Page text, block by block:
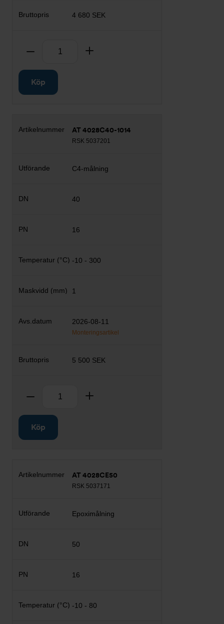
4 680 SEK
Ta bort
Köp
AT 4028C40-1014
RSK 5037201
C4-målning
40
16
-10 - 300
1
2026-08-11
Monteringsartikel
5 500 SEK
Ta bort
Köp
AT 4028CE50
RSK 5037171
Epoximålning
50
16
-10 - 80